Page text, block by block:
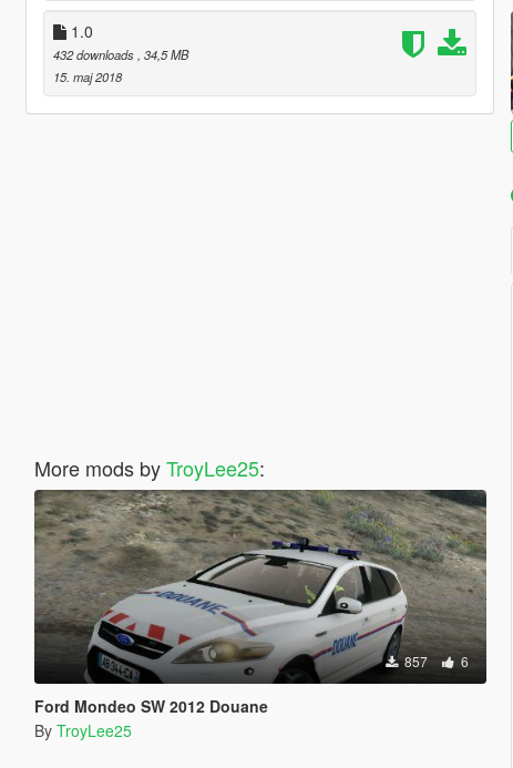
1.0
432 downloads , 34,5 MB
15. maj 2018
More mods byTroyLee25:
857 6
Ford Mondeo SW 2012 Douane
By TroyLee25